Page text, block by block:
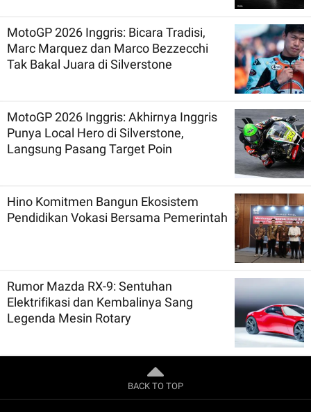
MotoGP 2026 Inggris: Bicara Tradisi,
Marc Marquez dan Marco Bezzecchi
Tak Bakal Juara di Silverstone
MotoGP 2026 Inggris: Akhirnya Inggris
Punya Local Hero di Silverstone,
Langsung Pasang Target Poin
Hino Komitmen Bangun Ekosistem
Pendidikan Vokasi Bersama Pemerintah
Rumor Mazda RX-9: Sentuhan
Elektrifikasi dan Kembalinya Sang
Legenda Mesin Rotary
BACK TO TOP